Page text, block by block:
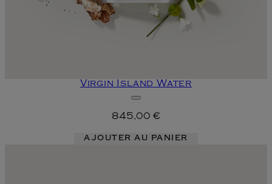
Virgin Island Water
845,00 €
AJOUTER AU PANIER